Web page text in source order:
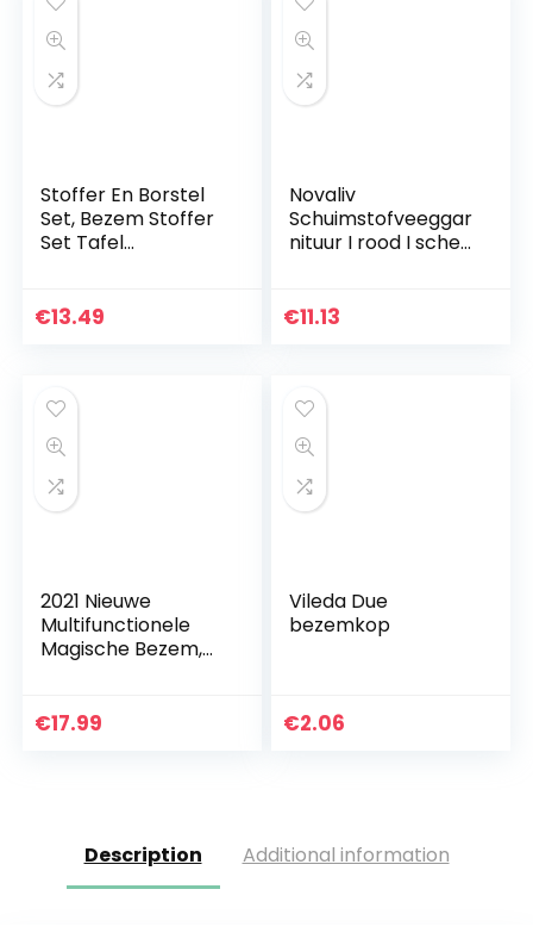
Stoffer En Borstel
Set, Bezem Stoffer
Set Tafel
Voor Kantoor Voor
€13.49
Novaliv
Schuimstofveeggar
nituur I rood I schep
handveeger hand
€11.13
2021 Nieuwe
Multifunctionele
Magische Bezem,
Handvat,
€17.99
Vileda Due
bezemkop
€2.06
Description Additional information